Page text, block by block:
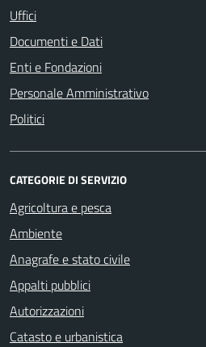
Uffici
Documenti e Dati
Enti e Fondazioni
Personale Amministrativo
Politici
CATEGORIE DI SERVIZIO
Agricoltura e pesca
Ambiente
Anagrafe e stato civile
Appalti pubblici
Autorizzazioni
Catasto e urbanistica